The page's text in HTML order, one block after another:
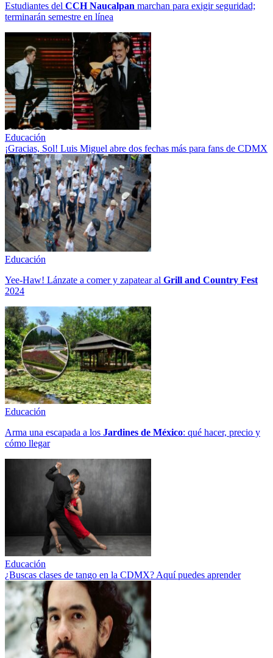
Estudiantes del CCH Naucalpan marchan para exigir seguridad;
terminarán semestre en línea
Educación
¡Gracias, Sol! Luis Miguel abre dos fechas más para fans de CDMX
Educación
Yee-Haw! Lánzate a comer y zapatear al Grill and Country Fest
2024
Educación
Arma una escapada a los Jardines de México: qué hacer, precio y
cómo llegar
Educación
¿Buscas clases de tango en la CDMX? Aquí puedes aprender